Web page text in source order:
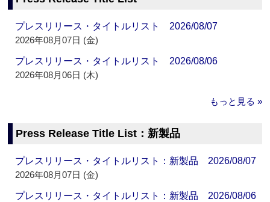
プレスリリース・タイトルリスト 2026/08/07
2026年08月07日 (金)
プレスリリース・タイトルリスト 2026/08/06
2026年08月06日 (木)
もっと見る »
Press Release Title List：新製品
プレスリリース・タイトルリスト：新製品 2026/08/07
2026年08月07日 (金)
プレスリリース・タイトルリスト：新製品 2026/08/06